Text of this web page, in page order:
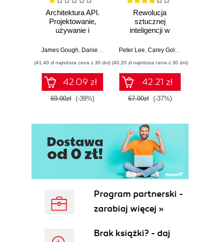
Architektura API.
Projektowanie,
używanie i
systemów
James Gough, Daniel Bryant ,Matthew Auburn
(41,40 zł najniższa cena z 30 dni)
42.09 zł
69.00zł (-39%)
Rewolucja
sztucznej
inteligencji w
GPT-4 może
Peter Lee, Carey Goldberg
(40,20 zł najniższa cena z 30 dni)
42.21 zł
67.00zł (-37%)
Program partnerski -
zarabiaj więcej »
Brak książki? - daj